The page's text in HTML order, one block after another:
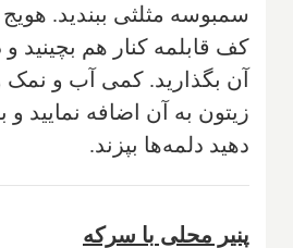
سمبوسه مثلثی ببنديد.
كف قابلمه كنار هم بچینید
آن بگذارید‌. کمی آب و
زيتون به آن اضافه نمایید و
دهيد دلمه‌ها بپزند.
پنیر محلی با سرکه